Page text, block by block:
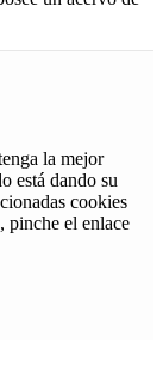
la mejor
está dando su
cookies
, pinche el enlace